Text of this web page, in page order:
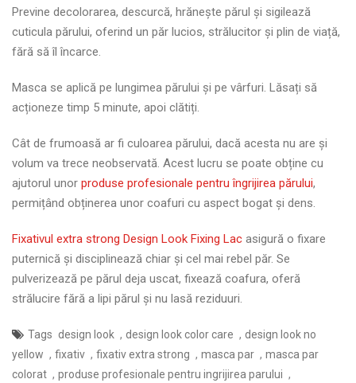
Previne decolorarea, descurcă, hrănește părul și sigilează
cuticula părului, oferind un păr lucios, strălucitor și plin de viață,
fără să îl încarce.
Masca se aplică pe lungimea părului și pe vârfuri. Lăsați să
acționeze timp 5 minute, apoi clătiți.
Cât de frumoasă ar fi culoarea părului, dacă acesta nu are și
volum va trece neobservată. Acest lucru se poate obține cu
ajutorul unor produse profesionale pentru îngrijirea părului,
permițând obținerea unor coafuri cu aspect bogat și dens.
Fixativul extra strong Design Look Fixing Lac asigură o fixare
puternică și disciplinează chiar și cel mai rebel păr. Se
pulverizează pe părul deja uscat, fixează coafura, oferă
strălucire fără a lipi părul și nu lasă reziduuri.
Tags design look , design look color care , design look no
yellow , fixativ , fixativ extra strong , masca par , masca par
colorat , produse profesionale pentru ingrijirea parului ,